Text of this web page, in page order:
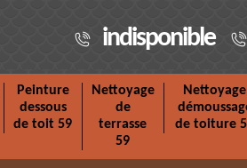
indisponible
Peinture
dessous
de toit 59
Nettoyage
de
terrasse
59
Nettoyage
de toiture